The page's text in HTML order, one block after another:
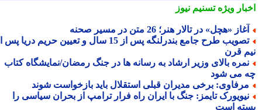
ویژهتسنیم نیوز
«هچل» در تالار هنر؛ 26 متن در مسیر صحنه
تصویب طرح جامع بندرلنگه پس از 15 سال و تعیین حریم دریا پس از
قرن
بالای وزیر ارشاد به رسانه ها در جنگ رمضان/نمایشگاه کتاب
می شود
برخی مدیران قبلی استقلال باید بازخواست شوند
تایمز: جنگ با ایران راه فرار ترامپ از بحران سیاسی را
است